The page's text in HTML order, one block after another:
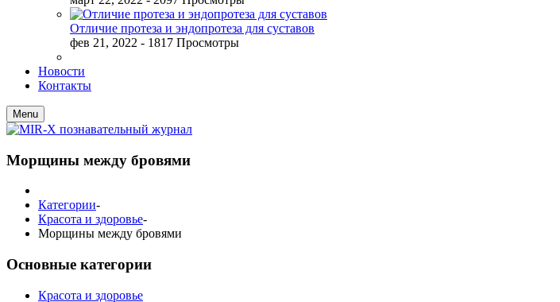
Отличие протеза и эндопротеза для суставов
фев 21, 2022 - 1817 Просмотры
Новости
Контакты
Menu
Морщины между бровями
Категории-
Красота и здоровье-
Морщины между бровями
Основные категории
Красота и здоровье